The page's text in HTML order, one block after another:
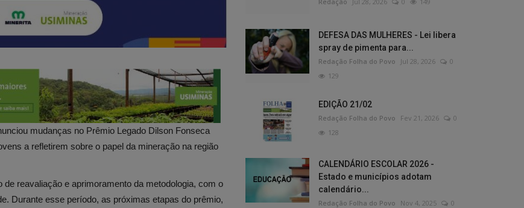
mudanças no Prêmio Legado Dilson Fonseca
a refletirem sobre o papel da mineração na região
reavaliação e aprimoramento da metodologia, com o
Durante esse período, as próximas etapas do prêmio,
DEFESA DAS MULHERES - Lei libera
spray de pimenta para...
Redação Folha do Povo Jul 28, 2026
0
129
EDIÇÃO 21/02
Redação Folha do Povo Fev 21, 2026
0
128
CALENDÁRIO ESCOLAR 2026 -
Estado e municípios adotam
calendário...
Redação Folha do Povo Nov 4, 2025
0